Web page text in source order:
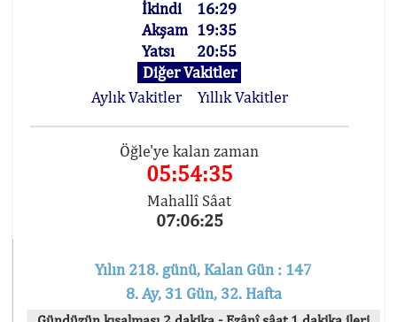
İkindi
16:29
Akşam 19:35
Yatsı
20:55
Diğer Vakitler
Aylık Vakitler
Yıllık Vakitler
Öğle'ye kalan zaman
05:54:35
Mahallî Sâat
07:06:25
Yılın 218. günü, Kalan Gün : 147
8. Ay, 31 Gün, 32. Hafta